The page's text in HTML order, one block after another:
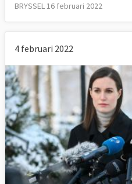
BRYSSEL 16 februari 2022
4 februari 2022